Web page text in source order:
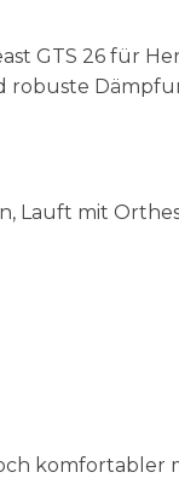
GTS 26 für
Lauft mit
komfortabler